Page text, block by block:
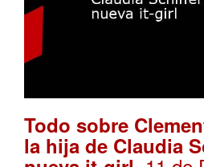
Todo sobre
la hija de Claudia